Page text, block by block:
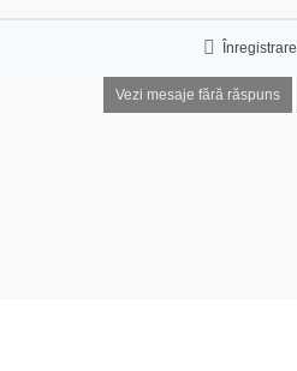
Înregistrare
Vezi mesaje fără răspuns